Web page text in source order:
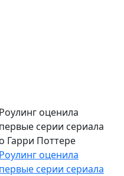
Роулинг оценила
первые серии сериала
о Гарри Поттере
Роулинг оценила
первые серии сериала